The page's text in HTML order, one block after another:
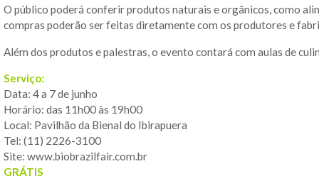
O público poderá conferir produtos naturais e orgânicos, como
compras poderão ser feitas diretamente com os produtores e
Além dos produtos e palestras, o evento contará com aulas de
Serviço:
Data: 4 a 7 de junho
Horário: das 11h00 às 19h00
Local: Pavilhão da Bienal do Ibirapuera
Tel: (11) 2226-3100
Site: www.biobrazilfair.com.br
GRÁTIS